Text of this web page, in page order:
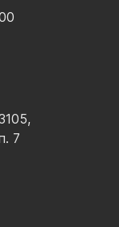
7